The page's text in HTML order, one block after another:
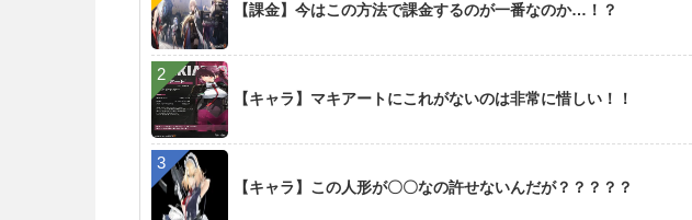
【課金】今はこの方法で課金するのが一番なのか…！？
【キャラ】マキアートにこれがないのは非常に惜しい！！
【キャラ】この人形が〇〇なの許せないんだが？？？？？